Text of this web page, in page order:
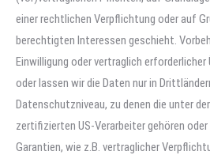
einer rechtlichen Verpflichtung oder auf
berechtigten Interessen geschieht.
Einwilligung oder vertraglich
oder lassen wir die Daten nur in
Datenschutzniveau, zu denen die unter
zertifizierten US-Verarbeiter gehören
Garantien, wie z.B. vertraglicher